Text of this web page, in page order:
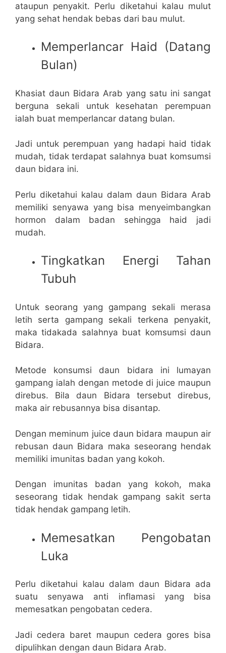
ataupun penyakit. Perlu diketahui kalau mulut
yang sehat hendak bebas dari bau mulut.
Memperlancar Haid (Datang
Bulan)
Khasiat daun Bidara Arab yang satu ini sangat
berguna sekali untuk kesehatan perempuan
ialah buat memperlancar datang bulan.
Jadi untuk perempuan yang hadapi haid tidak
mudah, tidak terdapat salahnya buat komsumsi
daun bidara ini.
Perlu diketahui kalau dalam daun Bidara Arab
memiliki senyawa yang bisa menyeimbangkan
hormon dalam badan sehingga haid jadi
mudah.
Tingkatkan Energi Tahan
Tubuh
Untuk seorang yang gampang sekali merasa
letih serta gampang sekali terkena penyakit,
maka tidakada salahnya buat komsumsi daun
Bidara.
Metode konsumsi daun bidara ini lumayan
gampang ialah dengan metode di juice maupun
direbus. Bila daun Bidara tersebut direbus,
maka air rebusannya bisa disantap.
Dengan meminum juice daun bidara maupun air
rebusan daun Bidara maka seseorang hendak
memiliki imunitas badan yang kokoh.
Dengan imunitas badan yang kokoh, maka
seseorang tidak hendak gampang sakit serta
tidak hendak gampang letih.
Memesatkan Pengobatan
Luka
Perlu diketahui kalau dalam daun Bidara ada
suatu senyawa anti inflamasi yang bisa
memesatkan pengobatan cedera.
Jadi cedera baret maupun cedera gores bisa
dipulihkan dengan daun Bidara Arab.